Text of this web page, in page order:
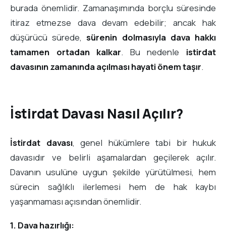
burada önemlidir. Zamanaşımında borçlu süresinde
itiraz etmezse dava devam edebilir; ancak hak
düşürücü sürede,sürenin dolmasıyla dava hakkı
tamamen ortadan kalkar. Bu nedenle istirdat
davasının zamanında açılması hayati önem taşır.
İstirdat Davası Nasıl Açılır?
İstirdat davası, genel hükümlere tabi bir hukuk
davasıdır ve belirli aşamalardan geçilerek açılır.
Davanın usulüne uygun şekilde yürütülmesi, hem
sürecin sağlıklı ilerlemesi hem de hak kaybı
yaşanmaması açısından önemlidir.
1. Dava hazırlığı: